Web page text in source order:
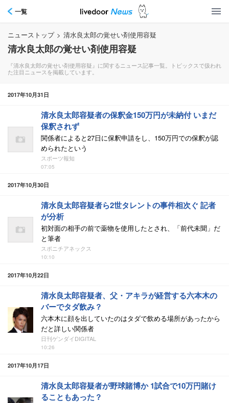
一覧
ニューストップ > 清水良太郎の覚せい剤使用容疑
清水良太郎の覚せい剤使用容疑
『清水良太郎の覚せい剤使用容疑』に関するニュース記事一覧。トピックスで扱われ
た注目ニュースを掲載しています。
2017年10月31日
清水良太郎容疑者の保釈金150万円が未納付 いまだ
保釈されず
関係者によると27日に保釈申請をし、150万円での保釈が認
められたという
スポーツ報知
07:05
2017年10月30日
清水良太郎容疑者ら2世タレントの事件相次ぐ 記者
が分析
初対面の相手の前で薬物を使用したとされ、「前代未聞」だ
と筆者
スポニチアネックス
10:10
2017年10月22日
清水良太郎容疑者、父・アキラが経営する六本木の
バーでタダ飲み？
六本木に顔を出していたのはタダで飲める場所があったから
だと詳しい関係者
日刊ゲンダイDIGITAL
10:26
2017年10月17日
清水良太郎容疑者が野球賭博か 1試合で10万円賭け
ることもあった？